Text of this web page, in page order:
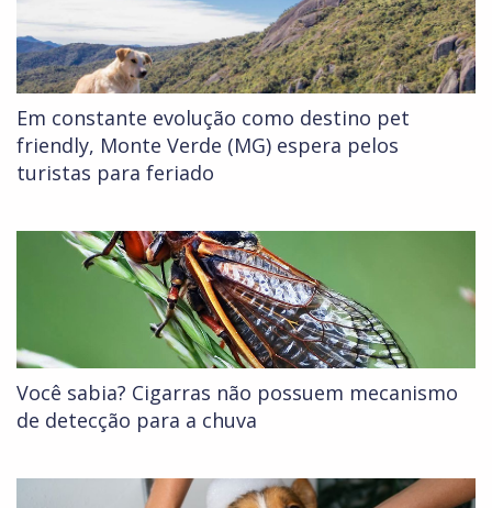
Em constante evolução como destino pet
friendly, Monte Verde (MG) espera pelos
turistas para feriado
Você sabia? Cigarras não possuem mecanismo
de detecção para a chuva